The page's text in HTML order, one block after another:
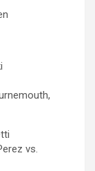
vs.